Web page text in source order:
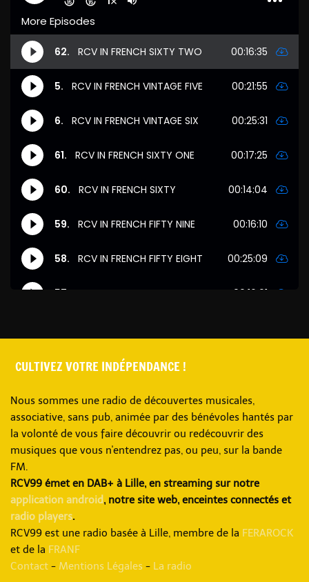
CULTIVEZ VOTRE INDÉPENDANCE !
Nous sommes une radio de découvertes musicales,
associative, sans pub, animée par des bénévoles hantés par
la volonté de vous faire découvrir ou redécouvrir des
musiques que vous n'entendrez pas, ou peu, sur la bande
FM.
RCV99 émet en DAB+ à Lille, en streaming sur notre
application android, notre site web, enceintes connectés et
radio players.
RCV99 est une radio basée à Lille, membre de la FERAROCK
et de la FRANF
Contact - Mentions Légales - La radio